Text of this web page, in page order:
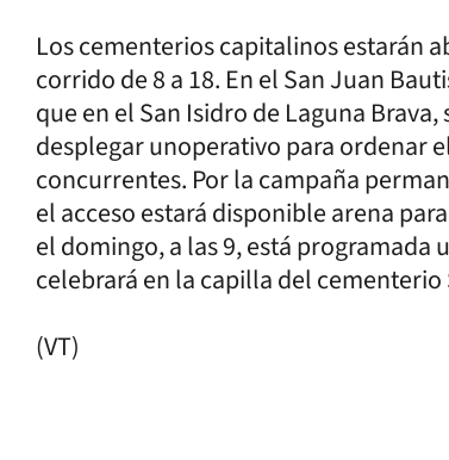
Los cementerios capitalinos estarán
corrido de 8 a 18. En el San Juan
que en el San Isidro de Laguna
desplegar unoperativo para ordenar
concurrentes. Por la campaña
el acceso estará disponible arena
el domingo, a las 9, está programada
celebrará en la capilla del cementerio
(VT)